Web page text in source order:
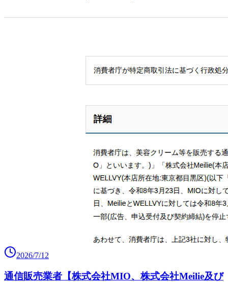
2026/7/12
通信販売業者【株式会社MIO、株式会社Meilie及び